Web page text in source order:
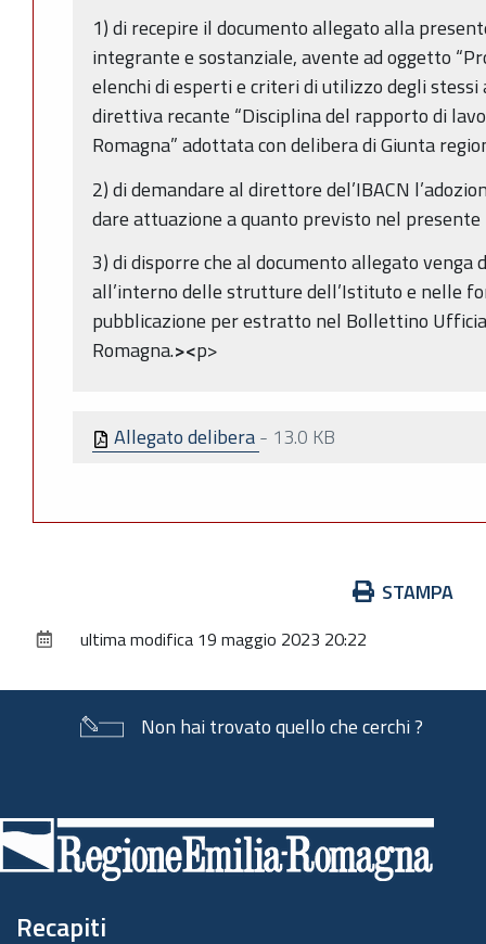
1) di recepire il documento allegato alla
integrante e sostanziale, avente ad oggetto
elenchi di esperti e criteri di utilizzo degli stessi
direttiva recante “Disciplina del rapporto di
Romagna” adottata con delibera di Giunta
2) di demandare al direttore del’IBACN
dare attuazione a quanto previsto nel
3) di disporre che al documento allegato venga
all’interno delle strutture dell’Istituto e nelle
pubblicazione per estratto nel Bollettino
Romagna.><p>
Allegato delibera- 13.0 KB
documento
STAMPA
ultima modifica 19 maggio 2023 20:22
Non hai trovato quello che cerchi ?
di
pagina
Recapiti